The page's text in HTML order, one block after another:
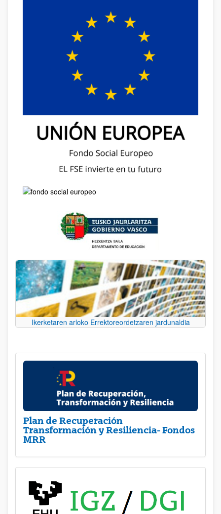
Ikerketaren arloko Errektoreordetzaren jardunaldia
Plan de Recuperación
Transformación y Resiliencia- Fondos
MRR